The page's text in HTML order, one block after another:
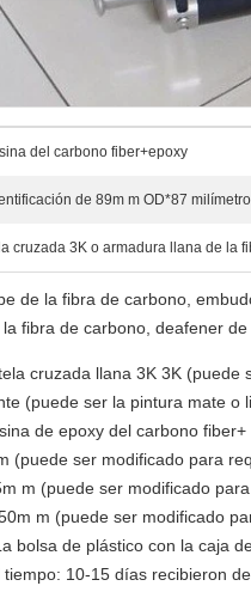
del carbono fiber+epoxy
de 89m m OD*87
cruzada 3K o armadura llana de la
de la fibra de carbono,
fibra de carbono, deafener
cruzada llana 3K 3K
(puede ser la pintura mate o
de epoxy del carbono fiber+
(puede ser modificado para
m (puede ser modificado
m (puede ser modificado
bolsa de plástico con la caja
tiempo: 10-15 días recibieron